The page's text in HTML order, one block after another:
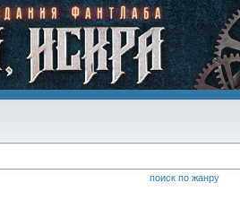
поиск по жанру